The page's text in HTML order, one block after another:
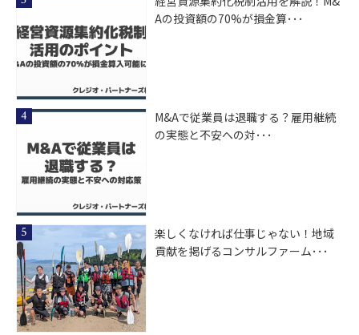
Aの投資額の70%が損金算･･･
M&Aで従業員は退職する？雇用継続
の実態と不安への対･･･
楽しくなければ仕事じゃない！地域
貢献を掲げるコンサルファーム･･･